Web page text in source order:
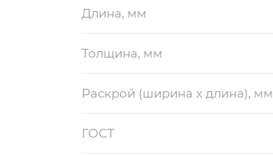
Длина, мм
Толщина, мм
Раскрой (ширина х длина), мм
ГОСТ